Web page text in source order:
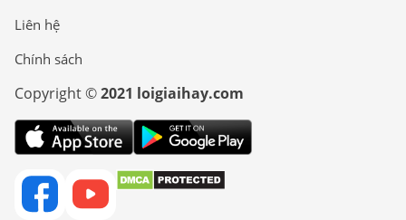
Liên hệ
Chính sách
Copyright ©2021 loigiaihay.com